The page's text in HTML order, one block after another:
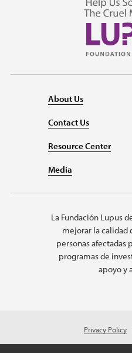
About Us
Contact Us
Resource Center
Media
La Fundación Lupus
mejorar la calidad
personas afectadas
programas de
apoyo y
Privacy Policy
© 2026 Lupus Foundation